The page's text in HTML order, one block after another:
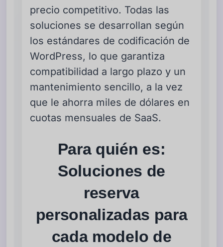
precio competitivo. Todas las
soluciones se desarrollan según
los estándares de codificación de
WordPress, lo que garantiza
compatibilidad a largo plazo y un
mantenimiento sencillo, a la vez
que le ahorra miles de dólares en
cuotas mensuales de SaaS.
Para quién es:
Soluciones de
reserva
personalizadas para
cada modelo de